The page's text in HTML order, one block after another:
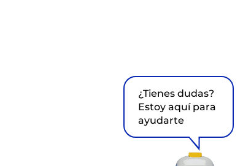
¿Tienes dudas?
Estoy aquí para
ayudarte